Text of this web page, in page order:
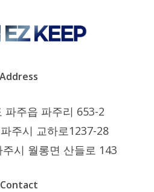
Address
파주읍 파주리 653-2
주시 교하로1237-28
시 월롱면 산들로 143
Contact